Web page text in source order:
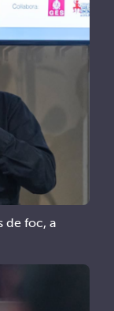
de foc, a